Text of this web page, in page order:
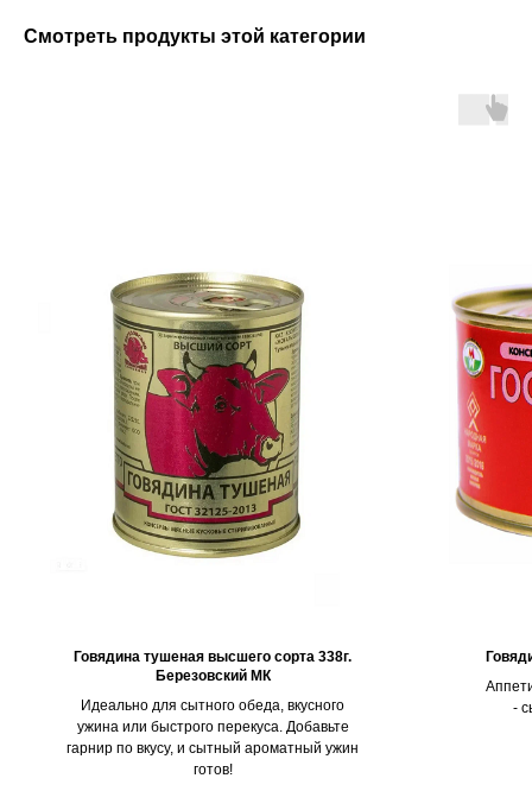
Смотреть продукты этой категории
Говядина тушеная высшего сорта 338г.
Березовский МК
Идеально для сытного обеда, вкусного
ужина или быстрого перекуса. Добавьте
гарнир по вкусу, и сытный ароматный ужин
готов!
-